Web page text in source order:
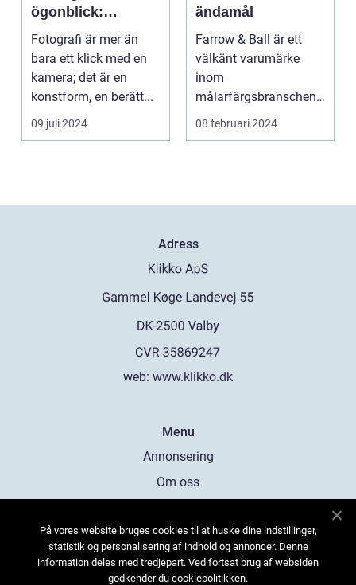
ögonblick:
Fotografens värld
Fotografi är mer än
bara ett klick med en
kamera; det är en
konstform, en berätt...
09 juli 2024
ändamål
Farrow & Ball är ett
välkänt varumärke
inom
målarfärgsbranschen
s...
08 februari 2024
Adress
web: www.klikko.dk
Menu
Annonsering
Om oss
Kontakta oss
Sitemap
På vores website bruges cookies til at huske dine indstillinger,
statistik og personalisering af indhold og annoncer. Denne
information deles med tredjepart. Ved fortsat brug af websiden
godkender du cookiepolitikken.